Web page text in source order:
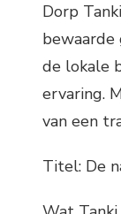
Dorp
bewaarde
de lokale
ervaring.
van een
Titel: De